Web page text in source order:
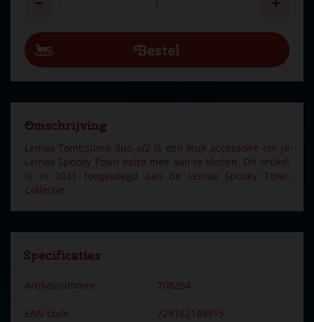
Omschrijving
Lemax Tombstone duo s/2 is een leuk accessoire om je
Lemax Spooky Town extra mee aan te kleden. Dit artikel
is in 2021 toegevoegd aan de Lemax Spooky Town
Collectie.
Specificaties
Artikelnummer 708264
EAN code 728162148315